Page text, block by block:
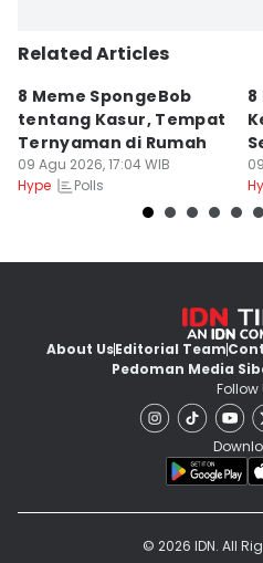
Related Articles
8 Meme SpongeBob
tentang Kasur, Tempat
Ternyaman di Rumah
09 Agu 2026, 17:04 WIB
Hype
Polls
About UsEditorial Team
Pedoman Media
Follow
© 2026 IDN. All